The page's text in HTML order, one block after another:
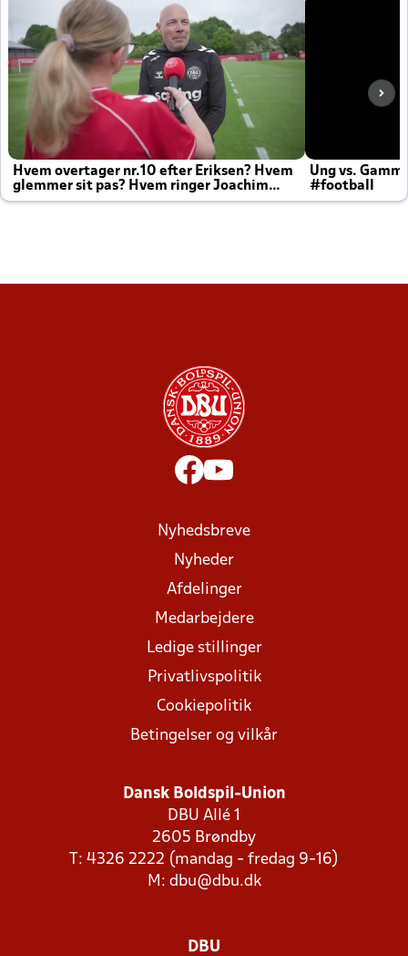
Hvem overtager nr.10 efter Eriksen? Hvem
glemmer sit pas? Hvem ringer Joachim
altid til efter kampe?
Ung vs.
#football
Nyhedsbreve
Nyheder
Afdelinger
Medarbejdere
Ledige stillinger
Privatlivspolitik
Cookiepolitik
Betingelser og vilkår
Dansk Boldspil-Union
DBU Allé 1
2605 Brøndby
T: 4326 2222 (mandag - fredag 9-16)
M: dbu@dbu.dk
DBU